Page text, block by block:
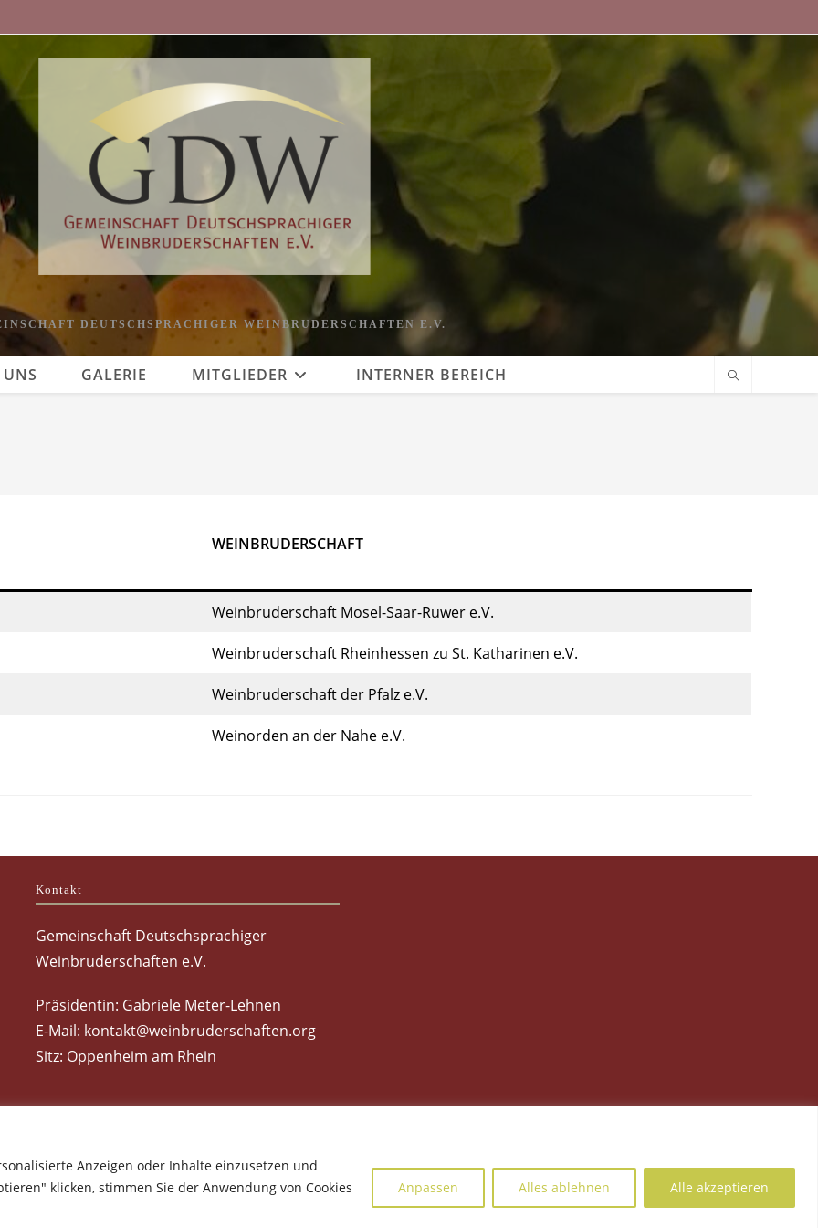
Anzeigen oder Inhalte einzusetzen und
klicken, stimmen Sie der Anwendung von Cookies
Anpassen Alles ablehnen Alle akzeptieren
DEUTSCHSPRACHIGER WEINBRUDERSCHAFTEN E.V.
GALERIE MITGLIEDER INTERNER BEREICH
WEINBRUDERSCHAFT
Weinbruderschaft Mosel-Saar-Ruwer e.V.
Weinbruderschaft Rheinhessen zu St. Katharinen e.V.
Weinbruderschaft der Pfalz e.V.
Weinorden an der Nahe e.V.
Kontakt
Gemeinschaft Deutschsprachiger
Weinbruderschaften e.V.
Präsidentin: Gabriele Meter-Lehnen
E-Mail: kontakt@weinbruderschaften.org
Sitz: Oppenheim am Rhein
Home Kontakt Impressum
Datenschutz
Copyright 2026 - Gemeinschaft Deutschsprachiger Weinbruderschaften e.V.